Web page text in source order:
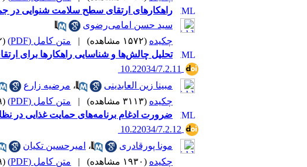
راهکارهای ارتقای سطح سلامت شنوایی در
سید حسن امامی‌رضوی
چکیده (۱۵۷۲ مشاهده) | متن کامل (PDF)
(۴۷۲ دریافت)
تحلیل چالش‌ها و شناسایی راهکارها برای
‎ 10.22034/7.2.11
مبینا زین العابدینی
، مرضیه زارع
چکیده (۳۱۱۳ مشاهده) | متن کامل (PDF)
(۷۶۹ دریافت)
ضرورت ادغام برنامه‌های حمایت غذایی در
‎ 10.22034/7.2.12
مونا پورقادری
، امیرحسین تکیان
چکیده (۱۹۳۰ مشاهده) | متن کامل (PDF)
(۶۰۹ دریافت)